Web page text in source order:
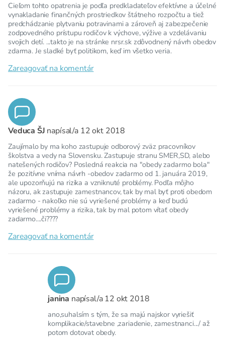
Cieľom tohto opatrenia je podľa predkladateľov efektívne a účelné
vynakladanie finančných prostriedkov štátneho rozpočtu a tiež
predchádzanie plytvaniu potravinami a zároveň aj zabezpečenie
zodpovedného prístupu rodičov k výchove, výžive a vzdelávaniu
svojich detí. ...takto je na stránke nrsr.sk zdôvodnený návrh obedov
zdarma. Je sladké byť politikom, keď im všetko veria.
Zareagovať na komentár
Veduca ŠJ napísal/a 12 okt 2018
Zaujímalo by ma koho zastupuje odborový zväz pracovníkov
školstva a vedy na Slovensku. Zastupuje stranu SMER,SD, alebo
natešených rodičov? Posledná reakcia na "obedy zadarmo bola"
že pozitívne vníma návrh -obedov zadarmo od 1. januára 2019,
ale upozorňujú na rizika a vzniknuté problémy. Podľa môjho
názoru, ak zastupuje zamestnancov, tak by mal byť proti obedom
zadarmo - nakoľko nie sú vyriešené problémy a keď budú
vyriešené problémy a rizika, tak by mal potom vítať obedy
zadarmo....či????
Zareagovať na komentár
janina napísal/a 12 okt 2018
ano,suhalsím s tým, že sa majú najskor vyriešiť
komplikacie/stavebne ,zariadenie, zamestnanci.../ až
potom dotovat obedy.